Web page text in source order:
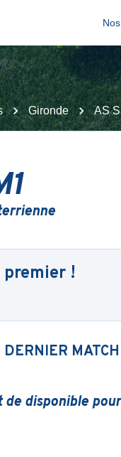
Gironde AS
!
DERNIER MATCH
disponible